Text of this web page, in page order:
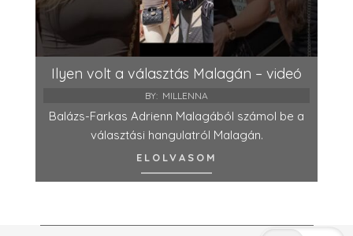
Ilyen volt a választás Malagán – videó
BY: MILLENNA
Balázs-Farkas Adrienn Malagából számol be a
választási hangulatról Malagán.
ELOLVASOM